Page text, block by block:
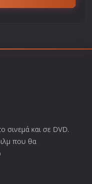
σινεμά και σε DVD.
που θα